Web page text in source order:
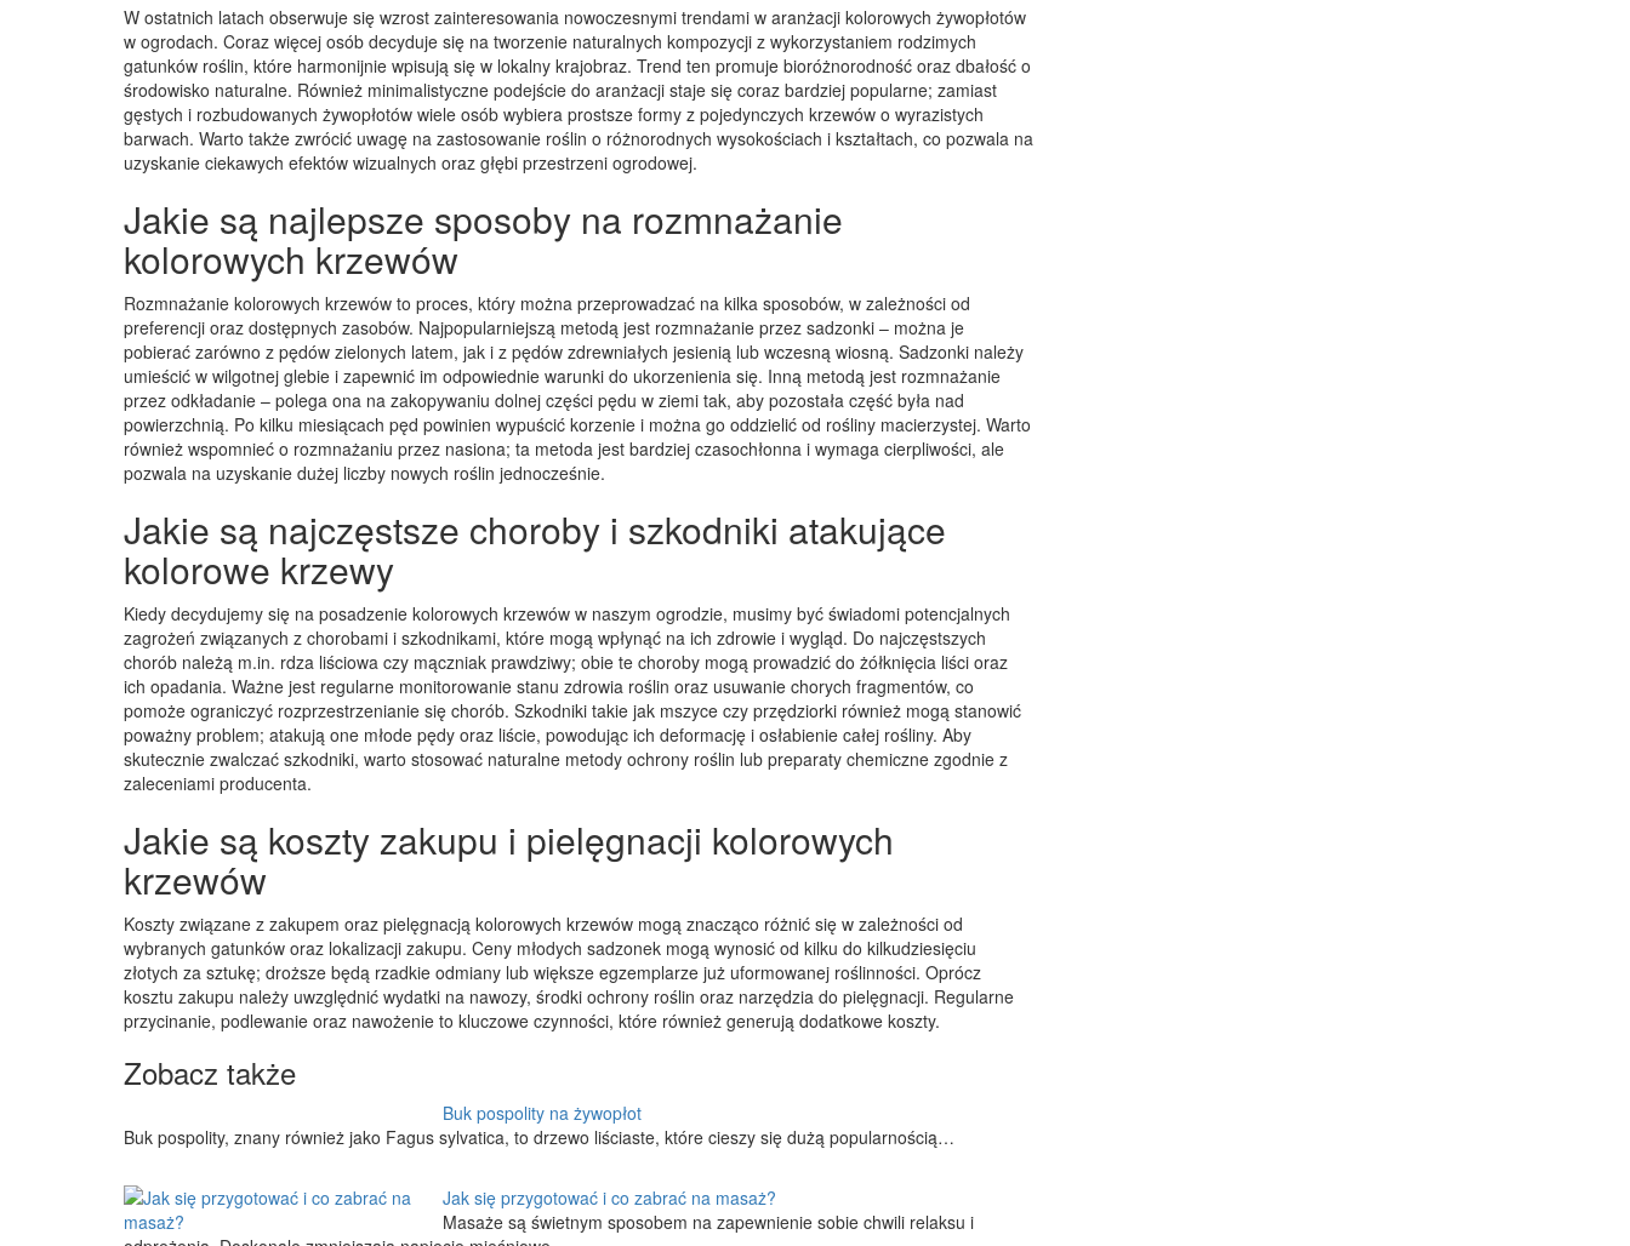
W ostatnich latach obserwuje się wzrost zainteresowania nowoczesnymi trendami w aranżacji kolorowych żywopłotów
w ogrodach. Coraz więcej osób decyduje się na tworzenie naturalnych kompozycji z wykorzystaniem rodzimych
gatunków roślin, które harmonijnie wpisują się w lokalny krajobraz. Trend ten promuje bioróżnorodność oraz dbałość o
środowisko naturalne. Również minimalistyczne podejście do aranżacji staje się coraz bardziej popularne; zamiast
gęstych i rozbudowanych żywopłotów wiele osób wybiera prostsze formy z pojedynczych krzewów o wyrazistych
barwach. Warto także zwrócić uwagę na zastosowanie roślin o różnorodnych wysokościach i kształtach, co pozwala na
uzyskanie ciekawych efektów wizualnych oraz głębi przestrzeni ogrodowej.
Jakie są najlepsze sposoby na rozmnażanie
kolorowych krzewów
Rozmnażanie kolorowych krzewów to proces, który można przeprowadzać na kilka sposobów, w zależności od
preferencji oraz dostępnych zasobów. Najpopularniejszą metodą jest rozmnażanie przez sadzonki – można je
pobierać zarówno z pędów zielonych latem, jak i z pędów zdrewniałych jesienią lub wczesną wiosną. Sadzonki należy
umieścić w wilgotnej glebie i zapewnić im odpowiednie warunki do ukorzenienia się. Inną metodą jest rozmnażanie
przez odkładanie – polega ona na zakopywaniu dolnej części pędu w ziemi tak, aby pozostała część była nad
powierzchnią. Po kilku miesiącach pęd powinien wypuścić korzenie i można go oddzielić od rośliny macierzystej. Warto
również wspomnieć o rozmnażaniu przez nasiona; ta metoda jest bardziej czasochłonna i wymaga cierpliwości, ale
pozwala na uzyskanie dużej liczby nowych roślin jednocześnie.
Jakie są najczęstsze choroby i szkodniki atakujące
kolorowe krzewy
Kiedy decydujemy się na posadzenie kolorowych krzewów w naszym ogrodzie, musimy być świadomi potencjalnych
zagrożeń związanych z chorobami i szkodnikami, które mogą wpłynąć na ich zdrowie i wygląd. Do najczęstszych
chorób należą m.in. rdza liściowa czy mączniak prawdziwy; obie te choroby mogą prowadzić do żółknięcia liści oraz
ich opadania. Ważne jest regularne monitorowanie stanu zdrowia roślin oraz usuwanie chorych fragmentów, co
pomoże ograniczyć rozprzestrzenianie się chorób. Szkodniki takie jak mszyce czy przędziorki również mogą stanowić
poważny problem; atakują one młode pędy oraz liście, powodując ich deformację i osłabienie całej rośliny. Aby
skutecznie zwalczać szkodniki, warto stosować naturalne metody ochrony roślin lub preparaty chemiczne zgodnie z
zaleceniami producenta.
Jakie są koszty zakupu i pielęgnacji kolorowych
krzewów
Koszty związane z zakupem oraz pielęgnacją kolorowych krzewów mogą znacząco różnić się w zależności od
wybranych gatunków oraz lokalizacji zakupu. Ceny młodych sadzonek mogą wynosić od kilku do kilkudziesięciu
złotych za sztukę; droższe będą rzadkie odmiany lub większe egzemplarze już uformowanej roślinności. Oprócz
kosztu zakupu należy uwzględnić wydatki na nawozy, środki ochrony roślin oraz narzędzia do pielęgnacji. Regularne
przycinanie, podlewanie oraz nawożenie to kluczowe czynności, które również generują dodatkowe koszty.
Zobacz także
Buk pospolity na żywopłot
Buk pospolity, znany również jako Fagus sylvatica, to drzewo liściaste, które cieszy się dużą popularnością…
Jak się przygotować i co zabrać na masaż?
Masaże są świetnym sposobem na zapewnienie sobie chwili relaksu i